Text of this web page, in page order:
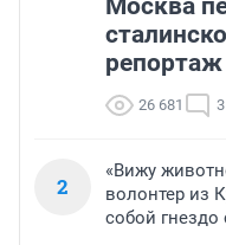
репортаж
26 681 3
2
«Вижу
волонтер из
собой гнездо